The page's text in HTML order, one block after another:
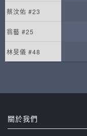
蔡汶佑 #23
翁藝 #25
林旻儀 #48
關於我們